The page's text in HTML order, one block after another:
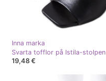
Inna marka
Svarta tofflor på Istila-stolpen
19,48 €